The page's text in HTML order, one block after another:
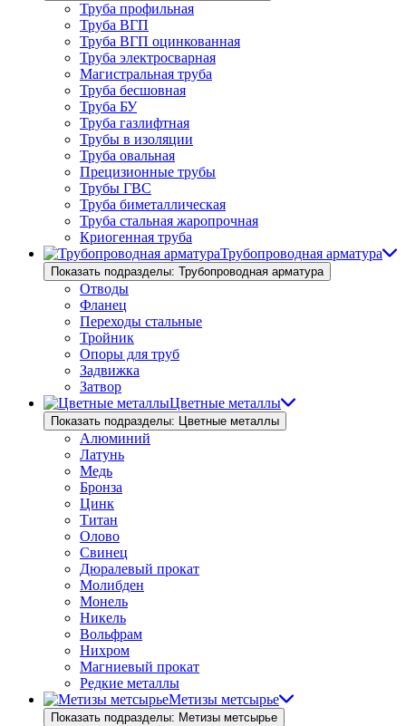
Труба профильная
Труба ВГП
Труба ВГП оцинкованная
Труба электросварная
Магистральная труба
Труба бесшовная
Труба БУ
Труба газлифтная
Трубы в изоляции
Труба овальная
Прецизионные трубы
Трубы ГВС
Труба биметаллическая
Труба стальная жаропрочная
Криогенная труба
Трубопроводная арматура
Показать подразделы: Трубопроводная арматура
Отводы
Фланец
Переходы стальные
Тройник
Опоры для труб
Задвижка
Затвор
Цветные металлы
Показать подразделы: Цветные металлы
Алюминий
Латунь
Медь
Бронза
Цинк
Титан
Олово
Свинец
Дюралевый прокат
Молибден
Монель
Никель
Вольфрам
Нихром
Магниевый прокат
Редкие металлы
Метизы метсырье
Показать подразделы: Метизы метсырье